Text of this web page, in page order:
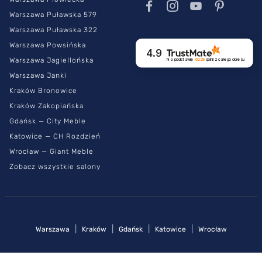
Warszawa Puławska 579
Warszawa Puławska 322
Warszawa Powsińska
Warszawa Jagiellońska
Warszawa Janki
Kraków Bronowice
Kraków Zakopiańska
Gdańsk — City Meble
Katowice — CH Rozdzień
Wrocław — Giant Meble
Zobacz wszystkie salony
4.9
Na podstawie 6229opinii z całego okresu
Warszawa Kraków Gdańsk Katowice Wrocław